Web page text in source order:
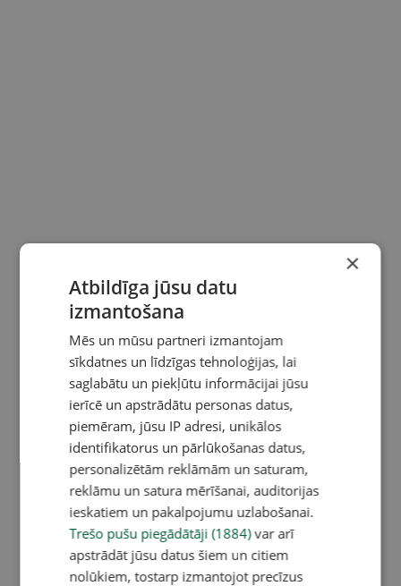
×
Atbildīga jūsu datu
izmantošana
Mēs un mūsu partneri izmantojam
sīkdatnes un līdzīgas tehnoloģijas, lai
saglabātu un piekļūtu informācijai jūsu
ierīcē un apstrādātu personas datus,
piemēram, jūsu IP adresi, unikālos
identifikatorus un pārlūkošanas datus,
personalizētām reklāmām un saturam,
reklāmu un satura mērīšanai, auditorijas
ieskatiem un pakalpojumu uzlabošanai.
Trešo pušu piegādātāji (1884)var arī
apstrādāt jūsu datus šiem un citiem
nolūkiem, tostarp izmantojot precīzus